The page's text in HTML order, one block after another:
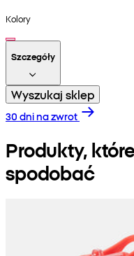
Kolory
Szczegóły
Wyszukaj sklep
30 dni na zwrot
Produkty,
spodobać